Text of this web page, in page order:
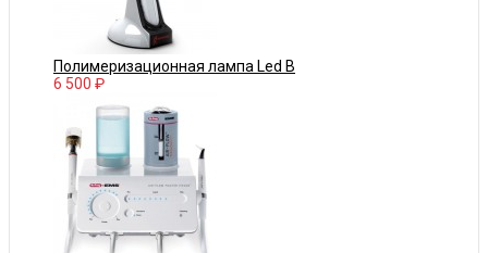
Полимеризационная лампа Led B
6 500 ₽